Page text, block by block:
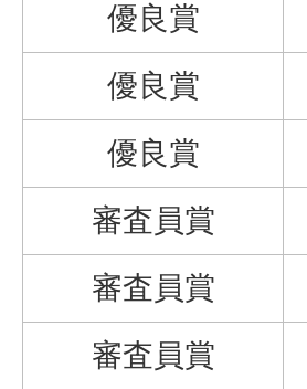
優良賞
優良賞
優良賞
審査員賞
審査員賞
審査員賞